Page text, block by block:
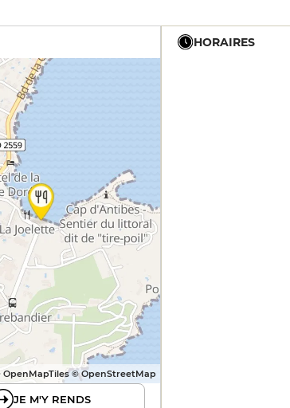
OpenMapTiles © OpenStreetMap
JE M'Y RENDS
HORAIRES